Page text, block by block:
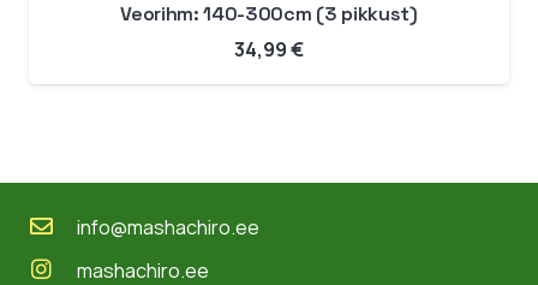
Veorihm: 140-300cm (3 pikkust)
34,99€
info@mashachiro.ee
mashachiro.ee